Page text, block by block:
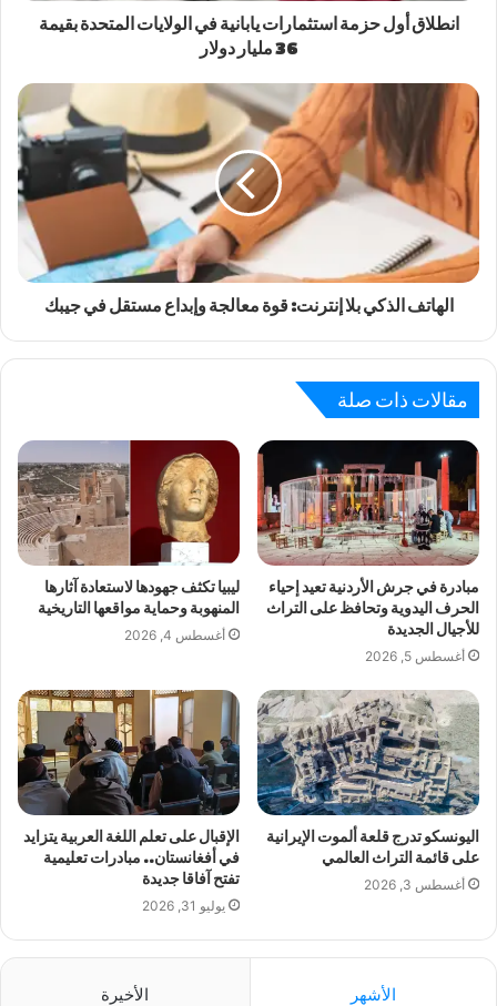
انطلاق أول حزمة استثمارات يابانية في الولايات المتحدة بقيمة
36 مليار دولار
الهاتف الذكي بلا إنترنت: قوة معالجة وإبداع مستقل في جيبك
مقالات ذات صلة
مبادرة في جرش الأردنية تعيد إحياء
الحرف اليدوية وتحافظ على التراث
للأجيال الجديدة
أغسطس 5, 2026
ليبيا تكثف جهودها لاستعادة آثارها
المنهوبة وحماية مواقعها التاريخية
أغسطس 4, 2026
اليونسكو تدرج قلعة ألموت الإيرانية
على قائمة التراث العالمي
أغسطس 3, 2026
الإقبال على تعلم اللغة العربية يتزايد
في أفغانستان.. مبادرات تعليمية
تفتح آفاقا جديدة
يوليو 31, 2026
الأشهر الأخيرة